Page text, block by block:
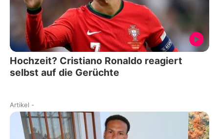
Hochzeit? Cristiano Ronaldo reagiert
selbst auf die Gerüchte
Artikel -